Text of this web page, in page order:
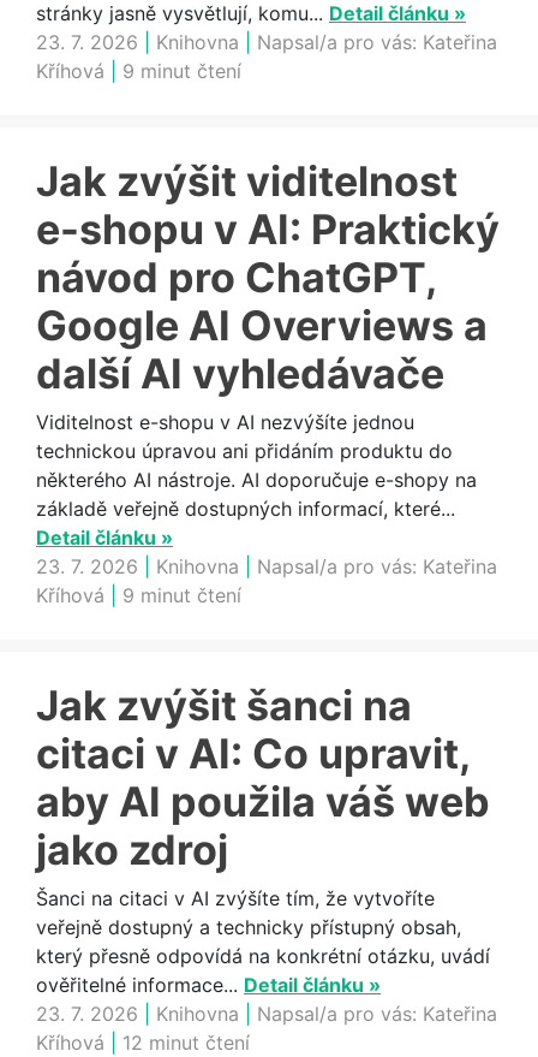
stránky jasně vysvětlují, komu... Detail článku »
23. 7. 2026
Knihovna Napsal/a pro vás: Kateřina
Kříhová
9 minut čtení
Jak zvýšit viditelnost
e-shopu v AI: Praktický
návod pro ChatGPT,
Google AI Overviews a
další AI vyhledávače
Viditelnost e-shopu v AI nezvýšíte jednou
technickou úpravou ani přidáním produktu do
některého AI nástroje. AI doporučuje e-shopy na
základě veřejně dostupných informací, které...
Detail článku »
23. 7. 2026
Knihovna Napsal/a pro vás: Kateřina
Kříhová
9 minut čtení
Jak zvýšit šanci na
citaci v AI: Co upravit,
aby AI použila váš web
jako zdroj
Šanci na citaci v AI zvýšíte tím, že vytvoříte
veřejně dostupný a technicky přístupný obsah,
který přesně odpovídá na konkrétní otázku, uvádí
ověřitelné informace... Detail článku »
23. 7. 2026
Knihovna Napsal/a pro vás: Kateřina
Kříhová
12 minut čtení